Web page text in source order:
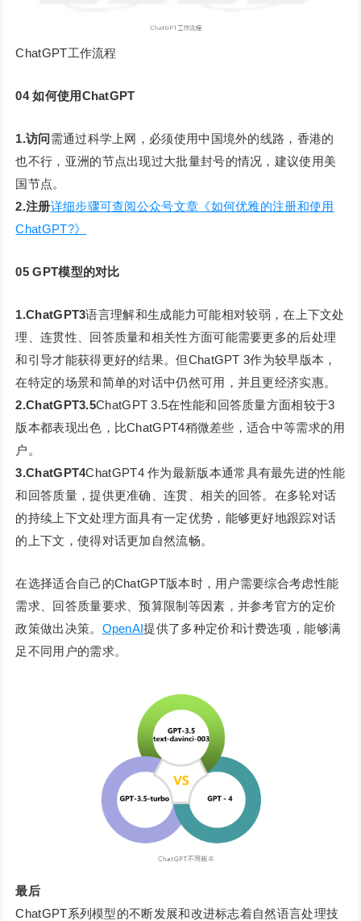
ChatGPT工作流程
04 如何使用ChatGPT
1.访问需通过科学上网，必须使用中国境外的线路，香港的
也不行，亚洲的节点出现过大批量封号的情况，建议使用美
国节点。
2.注册详细步骤可查阅公众号文章《如何优雅的注册和使用
ChatGPT?》
05 GPT模型的对比
1.ChatGPT3语言理解和生成能力可能相对较弱，在上下文处
理、连贯性、回答质量和相关性方面可能需要更多的后处理
和引导才能获得更好的结果。但ChatGPT 3作为较早版本，
在特定的场景和简单的对话中仍然可用，并且更经济实惠。
2.ChatGPT3.5ChatGPT 3.5在性能和回答质量方面相较于3
版本都表现出色，比ChatGPT4稍微差些，适合中等需求的用
户。
3.ChatGPT4ChatGPT4 作为最新版本通常具有最先进的性能
和回答质量，提供更准确、连贯、相关的回答。在多轮对话
的持续上下文处理方面具有一定优势，能够更好地跟踪对话
的上下文，使得对话更加自然流畅。
在选择适合自己的ChatGPT版本时，用户需要综合考虑性能
需求、回答质量要求、预算限制等因素，并参考官方的定价
政策做出决策。 OpenAI提供了多种定价和计费选项，能够满
足不同用户的需求。
最后
ChatGPT系列模型的不断发展和改进标志着自然语言处理技